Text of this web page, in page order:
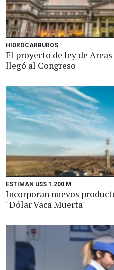
HIDROCARBUROS
El proyecto de ley de
llegó al Congreso
ESTIMAN U$S 1.200 M
Incorporan nuevos
"Dólar Vaca Muerta"